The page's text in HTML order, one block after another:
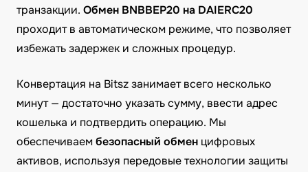
транзакции. Обмен BNBBEP20 на DAIERC20
проходит в автоматическом режиме, что позволяет
избежать задержек и сложных процедур.
Конвертация на Bitsz занимает всего несколько
минут — достаточно указать сумму, ввести адрес
кошелька и подтвердить операцию. Мы
обеспечиваембезопасный обмен цифровых
активов, используя передовые технологии защиты